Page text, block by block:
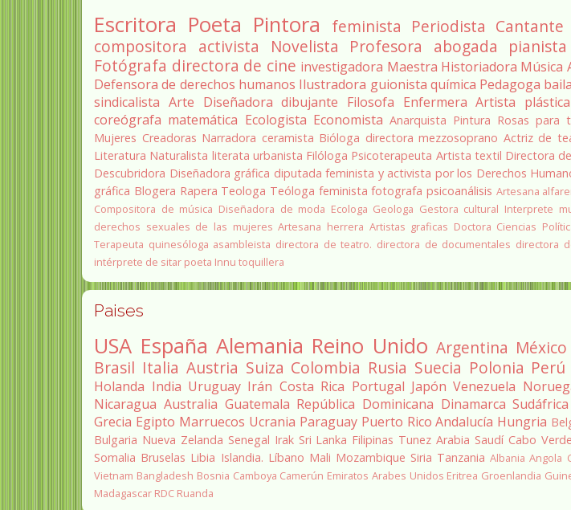
Escritora Poeta Pintora feminista Periodista Cantante
compositora
activista Novelista Profesora abogada pianista
Fotógrafa directora de cine investigadora Maestra Historiadora Música
Defensora de derechos humanos Ilustradora guionista química Pedagoga
sindicalista Arte Diseñadora dibujante Filosofa Enfermera Artista plástica
coreógrafa matemática Ecologista Economista Anarquista Pintura Rosas para
Mujeres Creadoras Narradora ceramista Bióloga directora mezzosoprano Actriz de
Literatura Naturalista literata urbanista Filóloga Psicoterapeuta Artista textil Directora
Descubridora Diseñadora gráfica diputada feminista y activista por los Derechos
gráfica Blogera Rapera Teologa Teóloga feminista fotografa psicoanálisis Artesana
Compositora de música Diseñadora de moda Ecologa Geologa Gestora cultural Interprete
derechos sexuales de las mujeres Artesana herrera Artistas graficas Doctora Ciencias
Terapeuta quinesóloga asambleista directora de teatro. directora de documentales directora
intérprete de sitar poeta Innu toquillera
Paises
USA España Alemania Reino Unido Argentina México
Brasil Italia Austria Suiza Colombia Rusia Suecia Polonia Perú
Holanda India Uruguay Irán Costa Rica Portugal Japón Venezuela
Nicaragua Australia Guatemala República Dominicana Dinamarca Sudáfrica
Grecia Egipto Marruecos Ucrania Paraguay Puerto Rico Andalucía Hungria
Bulgaria Nueva Zelanda Senegal Irak Sri Lanka Filipinas Tunez Arabia Saudí Cabo Verde
Somalia Bruselas Libia Islandia. Líbano Mali Mozambique Siria Tanzania Albania Angola
Vietnam Bangladesh Bosnia Camboya Camerún Emiratos Arabes Unidos Eritrea Groenlandia
Madagascar RDC Ruanda